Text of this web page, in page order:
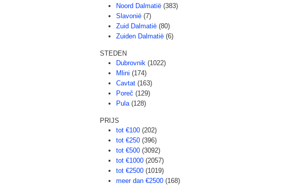
Noord Dalmatië (383)
Slavonië (7)
Zuid Dalmatië (80)
Zuiden Dalmatië (6)
STEDEN
Dubrovnik (1022)
Mlini (174)
Cavtat (163)
Poreč (129)
Pula (128)
PRIJS
tot €100 (202)
tot €250 (396)
tot €500 (3092)
tot €1000 (2057)
tot €2500 (1019)
meer dan €2500 (168)